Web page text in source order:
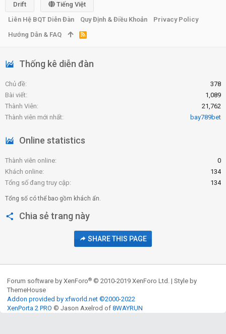
Thống kê diễn đàn
Chủ đề
378
Bài viết
1,089
Thành Viên
21,762
Thành viên mới nhất
bay789bet
Online statistics
Thành viên online
0
Khách online
134
Tổng số đang truy cập
134
Tổng số có thể bao gồm khách ẩn.
Chia sẻ trang này
SHARE THIS PAGE
Drift
Tiếng Việt
Liên Hệ BQT Diễn Đàn
Quy Định & Điều Khoản
Privacy Policy
Hướng Dẫn & FAQ
R
Forum software by XenForo® © 2010-2019 XenForo Ltd. | Style by
ThemeHouse
Addon provided by xfworld.net ©2000-2022
XenPorta 2 PRO © Jason Axelrod of 8WAYRUN